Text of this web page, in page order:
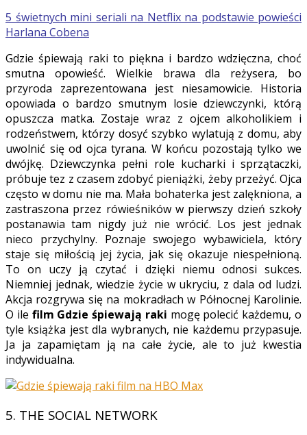
5 świetnych mini seriali na Netflix na podstawie powieści
Harlana Cobena
Gdzie śpiewają raki to piękna i bardzo wdzięczna, choć
smutna opowieść. Wielkie brawa dla reżysera, bo
przyroda zaprezentowana jest niesamowicie. Historia
opowiada o bardzo smutnym losie dziewczynki, którą
opuszcza matka. Zostaje wraz z ojcem alkoholikiem i
rodzeństwem, którzy dosyć szybko wylatują z domu, aby
uwolnić się od ojca tyrana. W końcu pozostają tylko we
dwójkę. Dziewczynka pełni role kucharki i sprzątaczki,
próbuje tez z czasem zdobyć pieniążki, żeby przeżyć. Ojca
często w domu nie ma. Mała bohaterka jest zalękniona, a
zastraszona przez rówieśników w pierwszy dzień szkoły
postanawia tam nigdy już nie wrócić. Los jest jednak
nieco przychylny. Poznaje swojego wybawiciela, który
staje się miłością jej życia, jak się okazuje niespełnioną.
To on uczy ją czytać i dzięki niemu odnosi sukces.
Niemniej jednak, wiedzie życie w ukryciu, z dala od ludzi.
Akcja rozgrywa się na mokradłach w Północnej Karolinie.
O ile film Gdzie śpiewają raki mogę polecić każdemu, o
tyle książka jest dla wybranych, nie każdemu przypasuje.
Ja ja zapamiętam ją na całe życie, ale to już kwestia
indywidualna.
5. THE SOCIAL NETWORK